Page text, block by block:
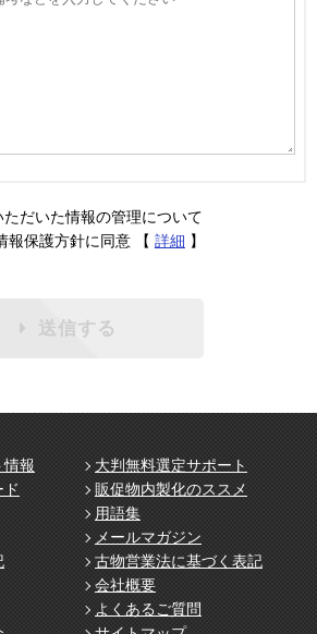
ただいた情報の管理について
報保護方針に同意 【 詳細 】
送信する
情報
大判無料選定サポート
販促物内製化のススメ
用語集
メールマガジン
古物営業法に基づく表記
会社概要
よくあるご質問